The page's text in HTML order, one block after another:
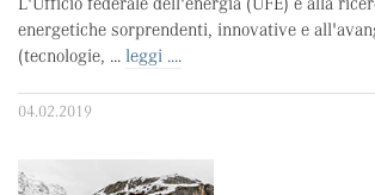
energetiche sorprendenti, innovative e
(tecnologie, ... leggi ....
04.02.2019